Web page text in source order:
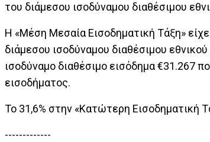
του διάμεσου ισοδύναμου διαθέσιμου
Η «Μέση Μεσαία Εισοδηματική Τάξη»
διάμεσου ισοδύναμου διαθέσιμου
ισοδύναμο διαθέσιμο εισόδημα €31.267
εισοδήματος.
Το 31,6% στην «Κατώτερη Εισοδηματική
-------------